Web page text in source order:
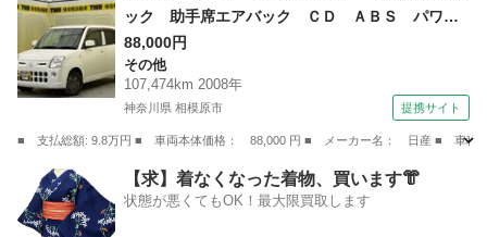
ック 助手席エアバック ＣＤ ＡＢＳ パワー
ステアリング （検9.9）
88,000円
その他
107,474km 2008年
神奈川県 相模原市 提携サイト
■ 支払総額: 9.8万円 ■ 車両本体価格： 88,000 円 ■ メーカー名： 日産 ■ 車
神奈川 相模原市 その他
【求】着なくなった着物、買います👘
状態が悪くてもOK！最大限買取します